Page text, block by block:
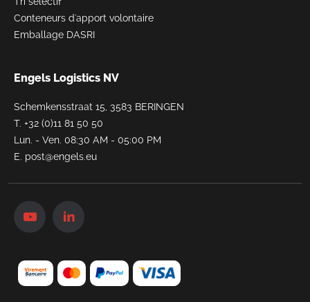
Conteneurs d'apport volontaire
Emballage DASRI
Engels Logistics NV
Schemkensstraat 15, 3583 BERINGEN
T. +32 (0)11 81 50 50
Lun. - Ven. 08:30 AM - 05:00 PM
E. post@engels.eu